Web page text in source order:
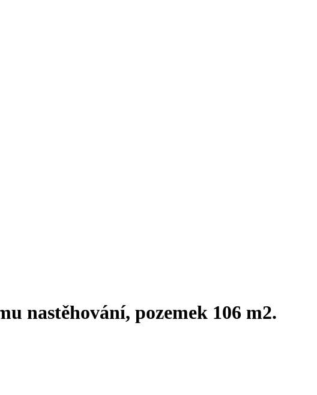
nastěhování, pozemek 106 m2.